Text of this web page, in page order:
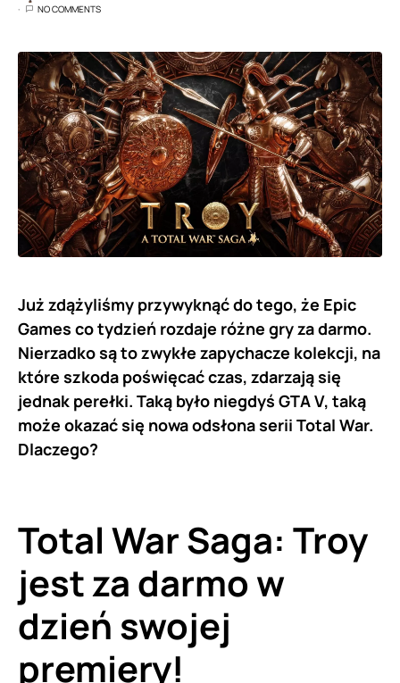
NO COMMENTS
Już zdążyliśmy przywyknąć do tego, że Epic
Games co tydzień rozdaje różne gry za darmo.
Nierzadko są to zwykłe zapychacze kolekcji, na
które szkoda poświęcać czas, zdarzają się
jednak perełki. Taką było niegdyś GTA V, taką
może okazać się nowa odsłona serii Total War.
Dlaczego?
Total War Saga: Troy
jest za darmo w
dzień swojej
premiery!